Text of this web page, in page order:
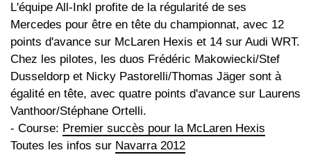
L'équipe All-Inkl profite de la régularité de ses
Mercedes pour être en tête du championnat, avec 12
points d'avance sur McLaren Hexis et 14 sur Audi WRT.
Chez les pilotes, les duos Frédéric Makowiecki/Stef
Dusseldorp et Nicky Pastorelli/Thomas Jäger sont à
égalité en tête, avec quatre points d'avance sur Laurens
Vanthoor/Stéphane Ortelli.
- Course: Premier succès pour la McLaren Hexis
Toutes les infos sur Navarra 2012